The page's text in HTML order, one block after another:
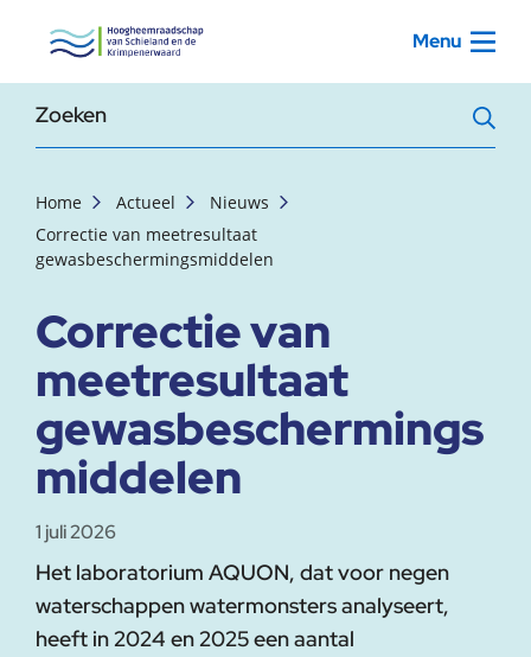
, startpagina Menu
Zoekterm
Home Actueel
Nieuws
Correctie van meetresultaat
gewasbeschermingsmiddelen
Correctie van
meetresultaat
gewasbeschermings
middelen
1 juli 2026
Het laboratorium AQUON, dat voor negen
waterschappen watermonsters analyseert,
heeft in 2024 en 2025 een aantal